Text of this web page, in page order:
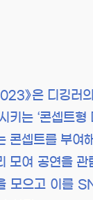
》은 디깅러
키는 ‘콘셉트
콘셉트를 부여
모여 공연을 관
모으고 이를